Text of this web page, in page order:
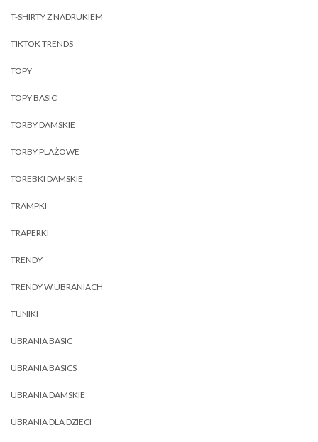
T-SHIRTY Z NADRUKIEM
TIKTOK TRENDS
TOPY
TOPY BASIC
TORBY DAMSKIE
TORBY PLAŻOWE
TOREBKI DAMSKIE
TRAMPKI
TRAPERKI
TRENDY
TRENDY W UBRANIACH
TUNIKI
UBRANIA BASIC
UBRANIA BASICS
UBRANIA DAMSKIE
UBRANIA DLA DZIECI